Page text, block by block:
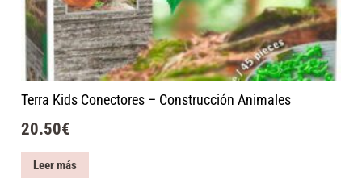
Terra Kids Conectores – Construcción Animales
20.50€
Leer más